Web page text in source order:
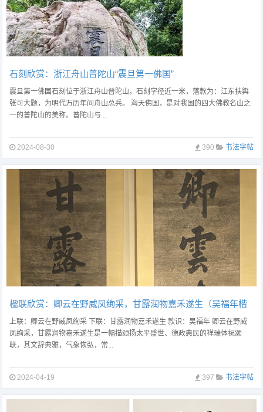
石刻欣赏：浙江舟山普陀山“震旦第一佛国”
震旦第一佛国石刻位于浙江舟山普陀山，石刻字径近一米，落款为：江东扶舆
张可大题，为明代万历年间舟山总兵。 海天佛国，是对我国的四大佛教名山之
一的普陀山的美称。普陀山与...
2024-08-30 390 书法字帖
楹联欣赏：卿云在野威凤绚采，甘露润物嘉禾遂生（吴福年楷
书）
上联：卿云在野威凤绚采 下联：甘露润物嘉禾遂生 款识：吴福年 卿云在野威
凤绚采，甘露润物嘉禾遂生是一幅描颂扬太平盛世、德政惠民的祥瑞体祝颂
联，其文辞典雅，气象恢弘，常...
2024-04-19 397 书法字帖